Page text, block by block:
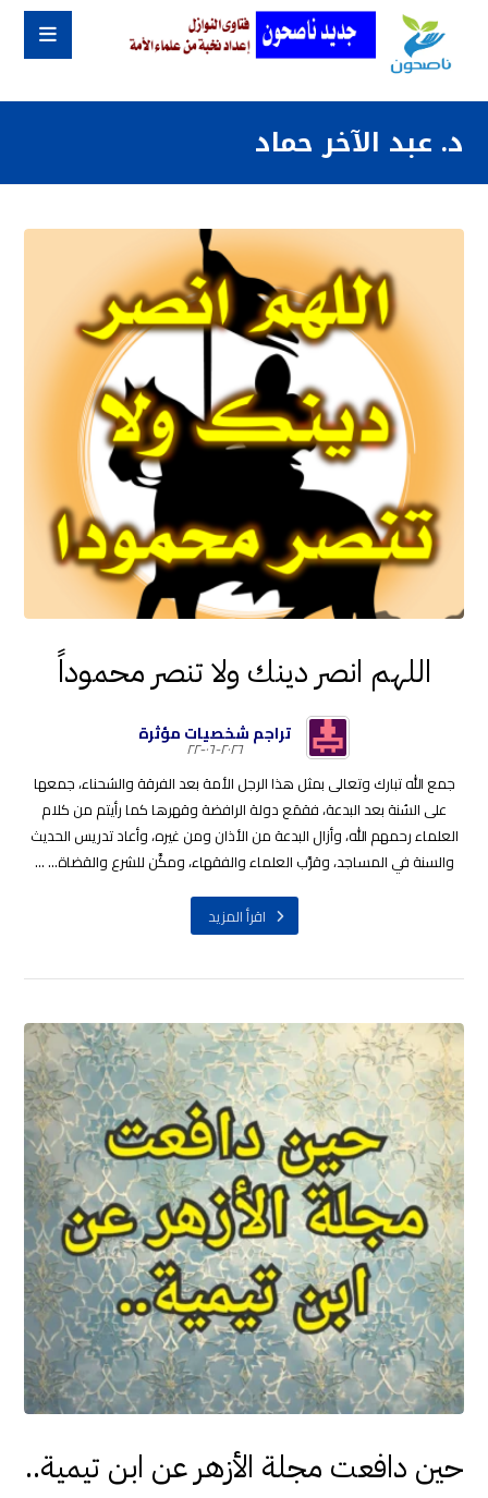
د. عبد الآخر حماد
اللهم انصر دينك ولا تنصر محموداً
تراجم شخصيات مؤثرة
٢٠٢٦-٠٦-٢٢
جمع الله تبارك وتعالى بمثل هذا الرجل الأمة بعد الفرقة والشحناء، جمعها
على السُنة بعد البدعة، فقمَع دولة الرافضة وقهرها كما رأيتم من كلام
العلماء رحمهم الله، وأزال البدعة من الأذان ومن غيره، وأعاد تدريس الحديث
والسنة في المساجد، وقرَّب العلماء والفقهاء، ومكَّن للشرع والقضاة... ...
اقرأ المزيد
حين دافعت مجلة الأزهر عن ابن تيمية..